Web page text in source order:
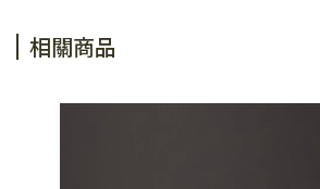
相關商品